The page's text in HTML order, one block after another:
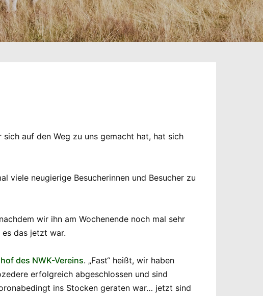
auf den Weg zu uns gemacht hat, hat sich
viele neugierige Besucherinnen und Besucher zu
wir ihn am Wochenende noch mal sehr
das jetzt war.
des NWK-Vereins. „Fast“ heißt, wir haben
erfolgreich abgeschlossen und sind
ins Stocken geraten war… jetzt sind